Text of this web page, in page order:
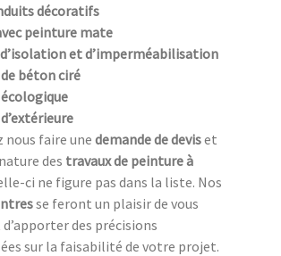
décoratifs
peinture mate
et d’imperméabilisation
béton ciré
nous faire une demande de deviset
des travaux de peinture à
ci ne figure pas dans la liste. Nos
se feront un plaisir de vous
des précisions
sur la faisabilité de votre projet.